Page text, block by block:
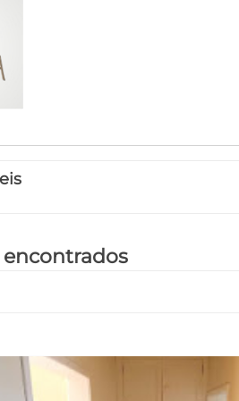
encontrados